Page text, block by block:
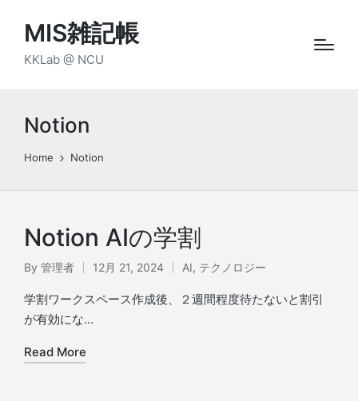
MIS雑記帳
KKLab @ NCU
Notion
Home Notion
Notion AIの学割
Posted
by
By 管理者 12月 21, 2024
Posted
in
AI, テクノロジー
学割ワークスペース作成後、２週間程度待たないと割引
が有効にな…
Read More